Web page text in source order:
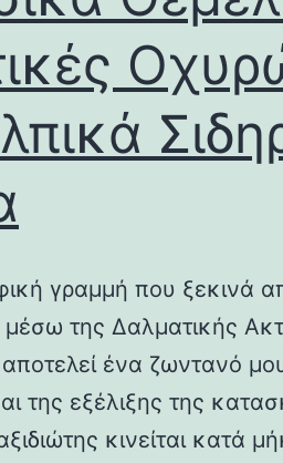
γραμμή που ξεκινά
μέσω της Δαλματικής
αποτελεί ένα ζωντανό
της εξέλιξης της
κινείται κατά